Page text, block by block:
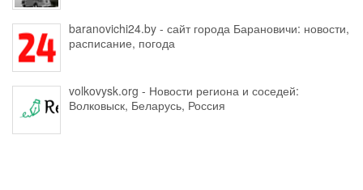
baranovichi24.by - сайт города Барановичи: новости,
расписание, погода
volkovysk.org - Новости региона и соседей:
Волковыск, Беларусь, Россия